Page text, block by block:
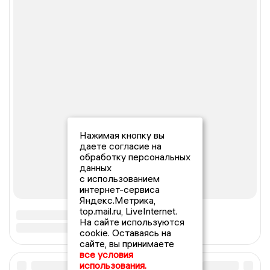
Нажимая кнопку вы
даете согласие на
обработку персональных
данных
с использованием
интернет-сервиса
Яндекс.Метрика,
top.mail.ru, LiveInternet.
На сайте используются
cookie. Оставаясь на
сайте, вы принимаете
все условия
использования.